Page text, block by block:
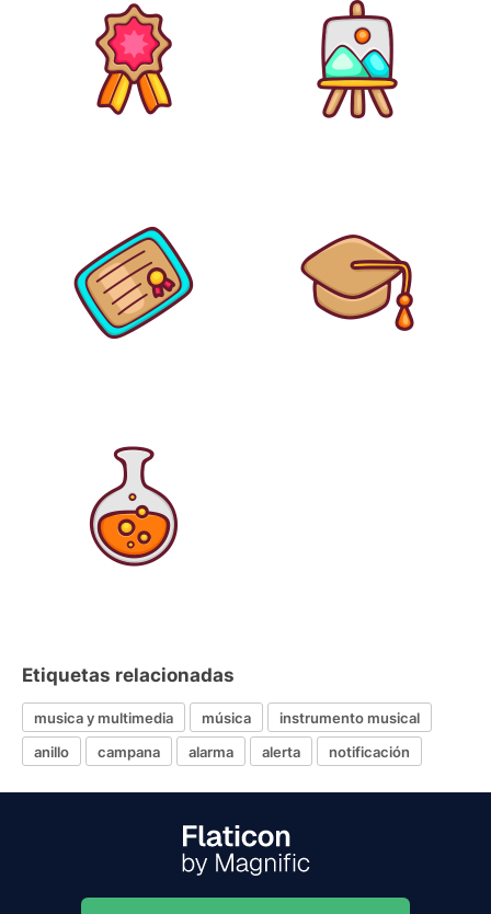
Etiquetas relacionadas
musica y multimedia música
instrumento musical
anillo
campana alarma alerta notificación